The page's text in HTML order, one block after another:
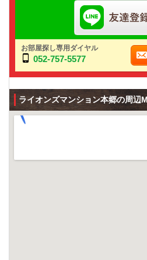
お部屋探し専用ダイヤル
052-757-5577
ライオンズマンション本郷の周辺